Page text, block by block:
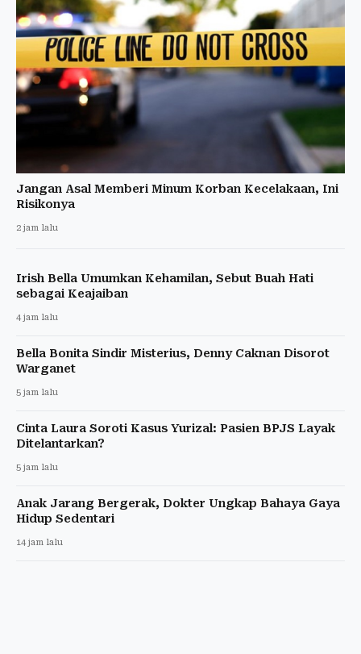
Jangan Asal Memberi Minum Korban Kecelakaan, Ini
Risikonya
2 jam lalu
Irish Bella Umumkan Kehamilan, Sebut Buah Hati
sebagai Keajaiban
4 jam lalu
Bella Bonita Sindir Misterius, Denny Caknan Disorot
Warganet
5 jam lalu
Cinta Laura Soroti Kasus Yurizal: Pasien BPJS Layak
Ditelantarkan?
5 jam lalu
Anak Jarang Bergerak, Dokter Ungkap Bahaya Gaya
Hidup Sedentari
14 jam lalu